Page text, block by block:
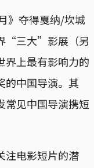
》夺得戛纳/坎城
“三大”影展（另
界上最有影响力的
的中国导演。其
见中国导演携短
注电影短片的潜